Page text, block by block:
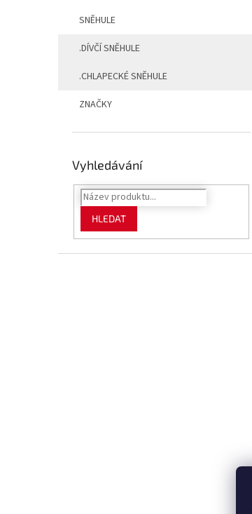
SNĚHULE
.DÍVČÍ SNĚHULE
.CHLAPECKÉ SNĚHULE
ZNAČKY
Vyhledávání
HLEDAT